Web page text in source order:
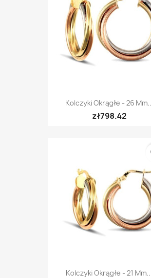
Kolczyki Okrągłe - 26
zł798.42
Kolczyki Okrągłe - 21